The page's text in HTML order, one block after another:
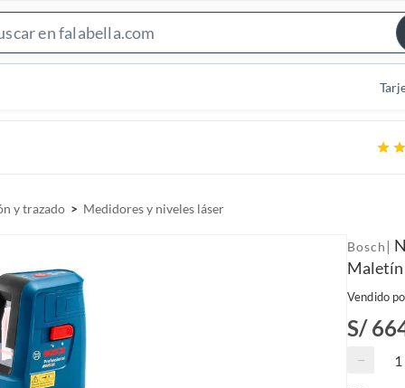
e
r
y trazado Medidores y niveles láser
Bosch |
Maletín
Vendido
S/
−